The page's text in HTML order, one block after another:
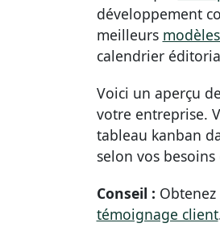
développement
meilleurs
calendrier
Voici un aperçu
votre entreprise.
tableau kanban
selon vos
Conseil :
témoignage client